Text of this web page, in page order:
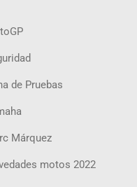
de Pruebas
Márquez
motos 2022